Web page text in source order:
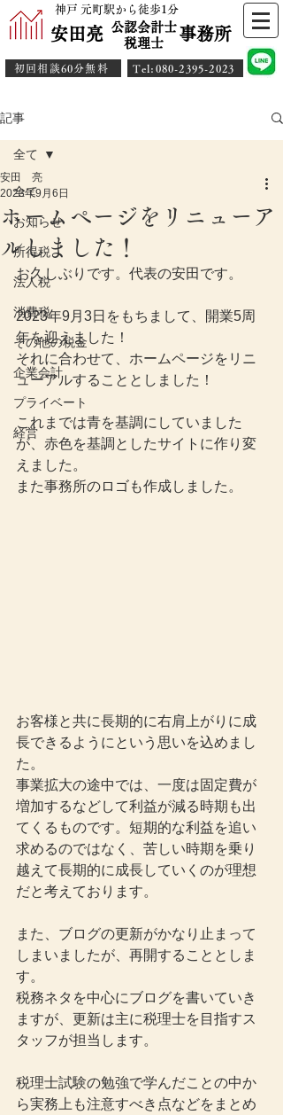
神戸 元町駅から徒歩1分
安田亮 事務所
公認会計士
​税理士
初回相談60分無料 ​Tel:080-2395-2023
記事
全て
お知らせ
所得税
法人税
消費税
その他の税金
企業会計
プライベート
経営
全て
ホームページをリニューア
ルしました！
安田 亮
2023年9月6日
お久しぶりです。代表の安田です。
2023年9月3日をもちまして、開業5周
年を迎えました！
それに合わせて、ホームページをリニ
ューアルすることとしました！
これまでは青を基調にしていました
が、赤色を基調としたサイトに作り変
えました。
また事務所のロゴも作成しました。
お客様と共に長期的に右肩上がりに成
長できるようにという思いを込めまし
た。
事業拡大の途中では、一度は固定費が
増加するなどして利益が減る時期も出
てくるものです。短期的な利益を追い
求めるのではなく、苦しい時期を乗り
越えて長期的に成長していくのが理想
だと考えております。
また、ブログの更新がかなり止まって
しまいましたが、再開することとしま
す。
税務ネタを中心にブログを書いていき
ますが、更新は主に税理士を目指すス
タッフが担当します。
税理士試験の勉強で学んだことの中か
ら実務上も注意すべき点などをまとめ